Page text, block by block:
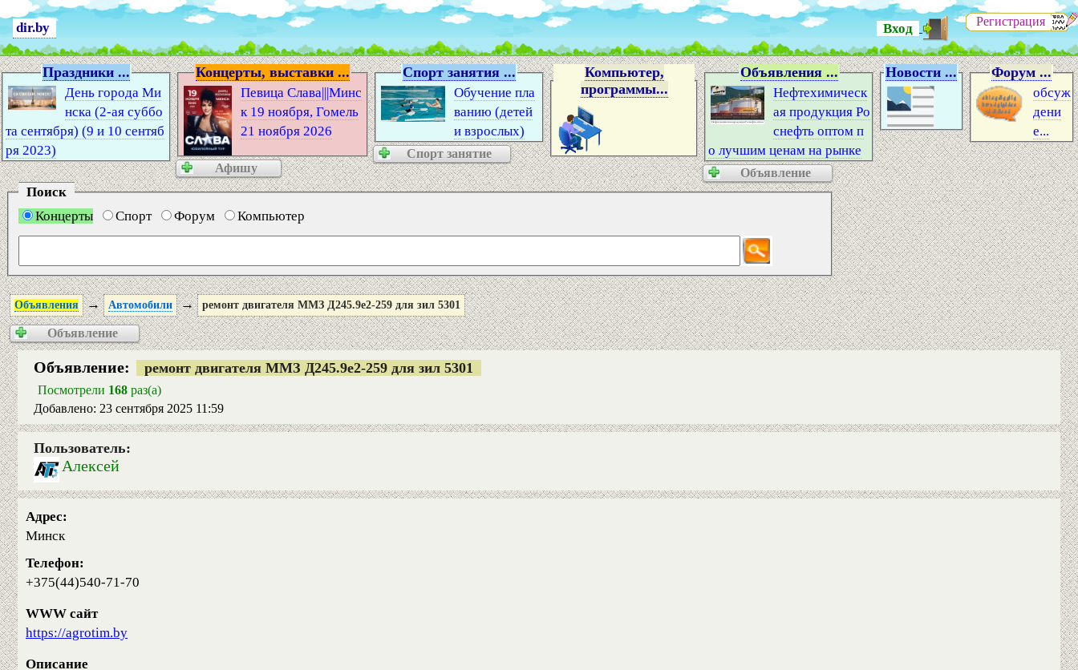
dir.by Вход Регистрация
Праздники ...
День города Ми
нска (2-ая суббо
та сентября) (9 и 10 сентяб
ря 2023)
Концерты, выставки ...
Певица Слава|||Минс
к 19 ноября, Гомель
21 ноября 2026
Афишу
Спорт занятия ...
Обучение пла
ванию (детей
и взрослых)
Спорт занятие
Компьютер,
программы...
Объявления ...
Нефтехимическ
ая продукция Ро
снефть оптом п
о лучшим ценам на рынке
Объявление
Новости ... Форум ...
обсуж
дени
е...
Поиск
Концерты
Спорт Форум Компьютер
Объявления → Автомобили → ремонт двигателя ММЗ Д245.9е2-259 для зил 5301
Объявление
Объявление: ремонт двигателя ММЗ Д245.9е2-259 для зил 5301
Посмотрели 168 раз(а)
Добавлено: 23 сентября 2025 11:59
Пользователь:
Алексей
Адрес:
Минск
Телефон:
+375(44)540-71-70
WWW сайт
https://agrotim.by
Описание